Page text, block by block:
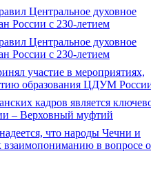
Центральное духовное
России с 230-летием
Центральное духовное
России с 230-летием
участие в мероприятиях,
образования ЦДУМ
кадров является
– Верховный муфтий
что народы Чечни и
в вопросе о